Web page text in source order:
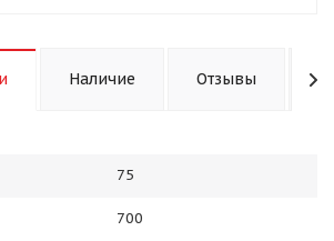
Наличие Отзывы
75
700